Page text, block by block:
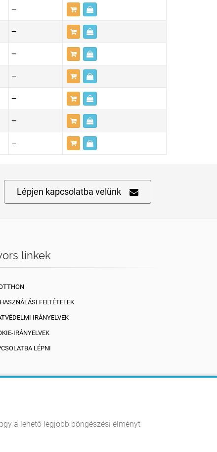
—
—
—
—
—
—
—
Lépjen kapcsolatba velünk
linkek
FELTÉTELEK
IRÁNYELVEK
IRÁNYELVEK
LÉPNI
a lehető legjobb böngészési élményt